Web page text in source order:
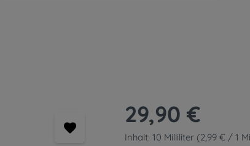
Regulärer Preis:
29,90 €
Inhalt: 10 Milliliter (2,99 € / 1